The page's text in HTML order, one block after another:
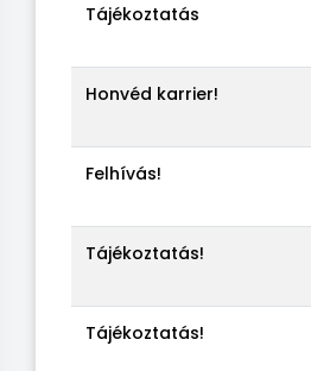
Tájékoztatás
Honvéd karrier!
Felhívás!
Tájékoztatás!
Tájékoztatás!